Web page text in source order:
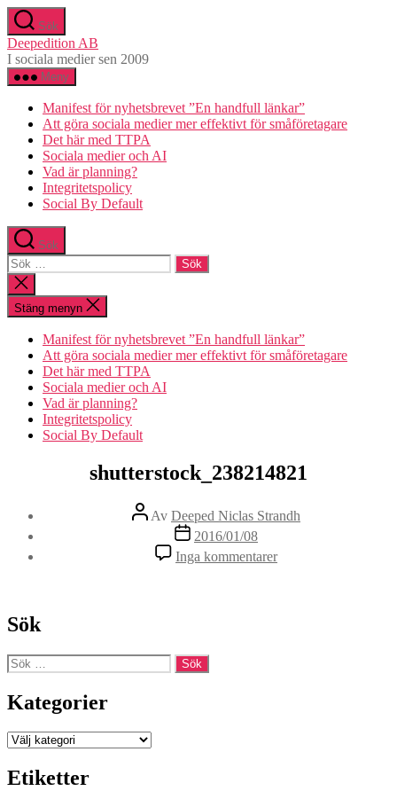
Hoppa
till
innehåll
Sök
Deepedition AB
I sociala medier sen 2009
Meny
Manifest för nyhetsbrevet ”En handfull länkar”
Att göra sociala medier mer effektivt för småföretagare
Det här med TTPA
Sociala medier och AI
Vad är planning?
Integritetspolicy
Social By Default
Sök
Sök
efter:
Stäng
sökningen
Stäng menyn
Manifest för nyhetsbrevet ”En handfull länkar”
Att göra sociala medier mer effektivt för småföretagare
Det här med TTPA
Sociala medier och AI
Vad är planning?
Integritetspolicy
Social By Default
shutterstock_238214821
Inläggsförfattare
Av Deeped Niclas Strandh
Inläggsdatum
2016/01/08
Inga kommentarertill
Sök
Sök
efter:
Kategorier
Kategorier
Etiketter